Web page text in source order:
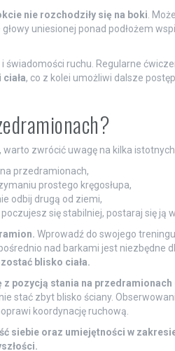
nie rozchodziły się na boki .
uniesionej ponad podłożem
świadomości ruchu. Regularne
, co z kolei umożliwi dalsze
zwrócić uwagę na kilka
przedramionach,
prostego kręgosłupa,
odbij drugą od ziemi,
się stabilniej, postaraj się ją
Wprowadź do swojego
nad barkami jest niezbędne
blisko ciała.
pozycją stania na
stać zbyt blisko ściany.
koordynację ruchową.
siebie oraz umiejętności w